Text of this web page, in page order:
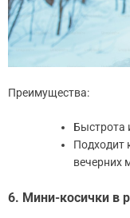
Преимущества:
Быстрота
Подходит
вечерних
6. Мини-косички в